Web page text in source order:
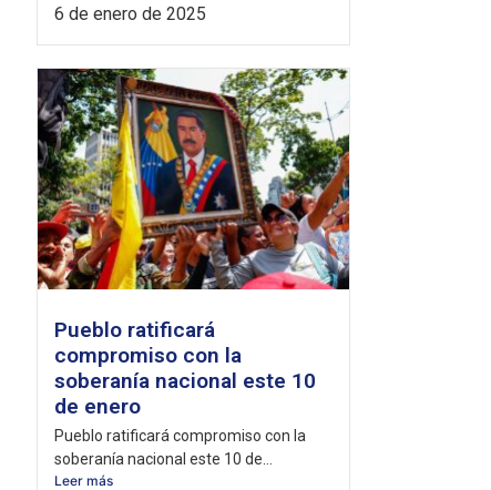
6 de enero de 2025
Pueblo ratificará
compromiso con la
soberanía nacional este 10
de enero
Pueblo ratificará compromiso con la
soberanía nacional este 10 de...
Leer más